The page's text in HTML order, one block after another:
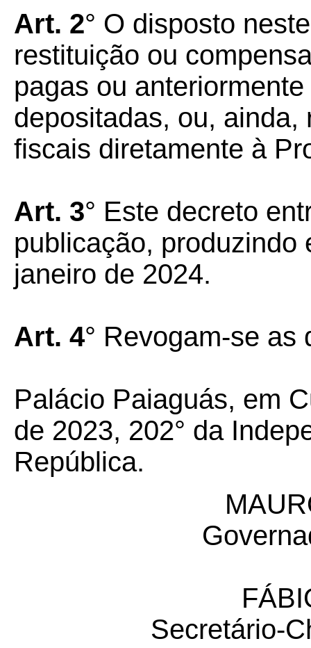
Art. 2° O disposto
restituição ou
pagas ou
depositadas, ou,
fiscais diretamente à
Art. 3° Este decreto
publicação, produzindo
janeiro de 2024.
Art. 4° Revogam-se as
Palácio Paiaguás, em
de 2023, 202° da
República.
Secretário-